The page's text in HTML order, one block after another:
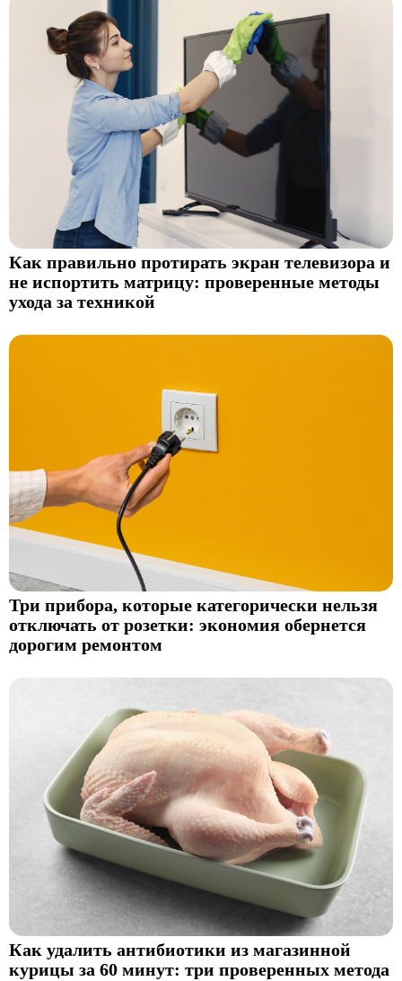
Как правильно протирать экран телевизора и
не испортить матрицу: проверенные методы
ухода за техникой
Три прибора, которые категорически нельзя
отключать от розетки: экономия обернется
дорогим ремонтом
Как удалить антибиотики из магазинной
курицы за 60 минут: три проверенных метода